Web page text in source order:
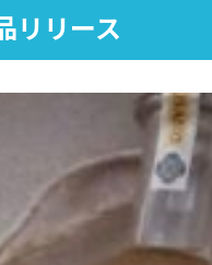
リリース